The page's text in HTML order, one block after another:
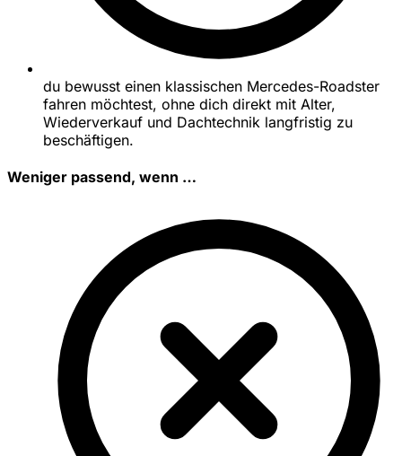
du bewusst einen klassischen Mercedes-Roadster
fahren möchtest, ohne dich direkt mit Alter,
Wiederverkauf und Dachtechnik langfristig zu
beschäftigen.
Weniger passend, wenn …